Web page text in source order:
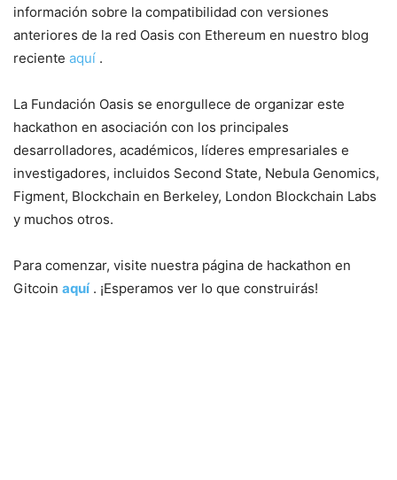
información sobre la compatibilidad con versiones
anteriores de la red Oasis con Ethereum en nuestro blog
reciente aquí .
La Fundación Oasis se enorgullece de organizar este
hackathon en asociación con los principales
desarrolladores, académicos, líderes empresariales e
investigadores, incluidos Second State, Nebula Genomics,
Figment, Blockchain en Berkeley, London Blockchain Labs
y muchos otros.
Para comenzar, visite nuestra página de hackathon en
Gitcoin aquí. ¡Esperamos ver lo que construirás!